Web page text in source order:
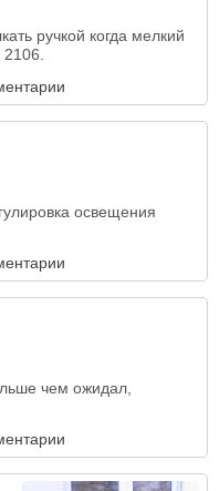
ручкой когда мелкий
2106.
освещения
чем ожидал,